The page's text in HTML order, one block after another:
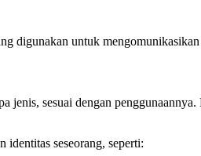
digunakan untuk
jenis, sesuai dengan
seseorang, seperti: